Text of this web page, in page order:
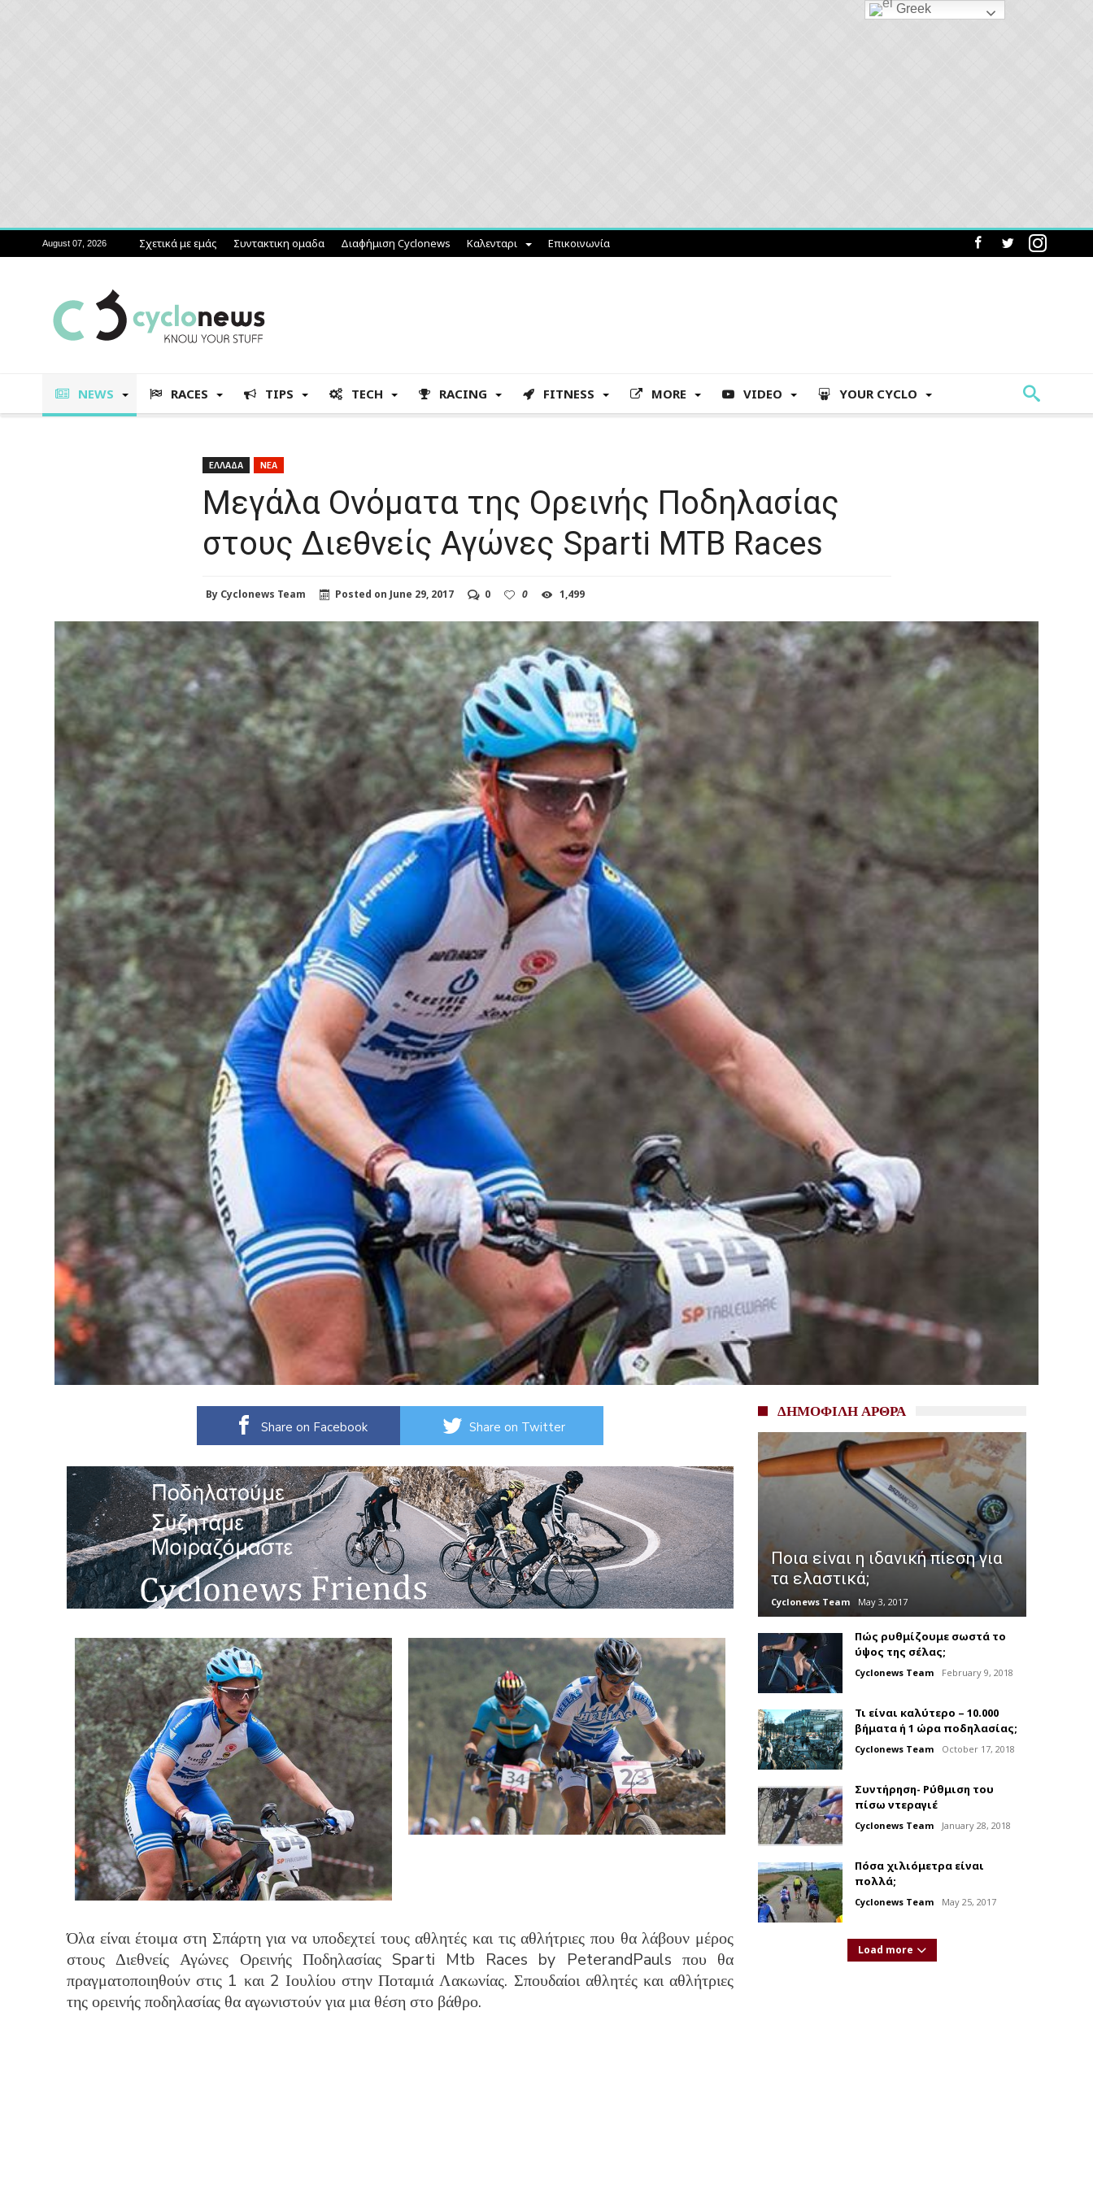
August 07, 2026 Σχετικά με εμάς Συντακτικη ομαδα Διαφήμιση Cyclonews Καλενταρι Επικοινωνία
NEWS RACES TIPS TECH RACING FITNESS MORE VIDEO YOUR CYCLO
ΕΛΛΑΔΑ ΝΕΑ
Μεγάλα Ονόματα της Ορεινής Ποδηλασίας
στους Διεθνείς Αγώνες Sparti MTB Races
By Cyclonews Team Posted on June 29, 2017 0 0 1,499
Share on Facebook Share on Twitter
Όλα είναι έτοιμα στη Σπάρτη για να υποδεχτεί τους αθλητές και τις αθλήτριες που θα λάβουν μέρος
στους Διεθνείς Αγώνες Ορεινής Ποδηλασίας Sparti Mtb Races by PeterandPauls που θα
πραγματοποιηθούν στις 1 και 2 Ιουλίου στην Ποταμιά Λακωνίας. Σπουδαίοι αθλητές και αθλήτριες
της ορεινής ποδηλασίας θα αγωνιστούν για μια θέση στο βάθρο.
ΔΗΜΟΦΙΛΗ ΑΡΘΡΑ
Ποια είναι η ιδανική πίεση για
τα ελαστικά;
Cyclonews Team May 3, 2017
Πώς ρυθμίζουμε σωστά το
ύψος της σέλας;
Cyclonews Team February 9, 2018
Τι είναι καλύτερο – 10.000
βήματα ή 1 ώρα ποδηλασίας;
Cyclonews Team October 17, 2018
Συντήρηση- Ρύθμιση του
πίσω ντεραγιέ
Cyclonews Team January 28, 2018
Πόσα χιλιόμετρα είναι
πολλά;
Cyclonews Team May 25, 2017
Load more
Greek